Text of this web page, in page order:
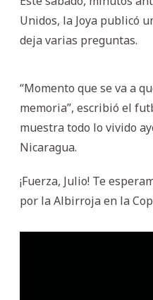
Unidos, la Joya publicó
deja varias preguntas.
“Momento que se va a
memoria”, escribió el
muestra todo lo vivido
Nicaragua.
¡Fuerza, Julio! Te
por la Albirroja en la